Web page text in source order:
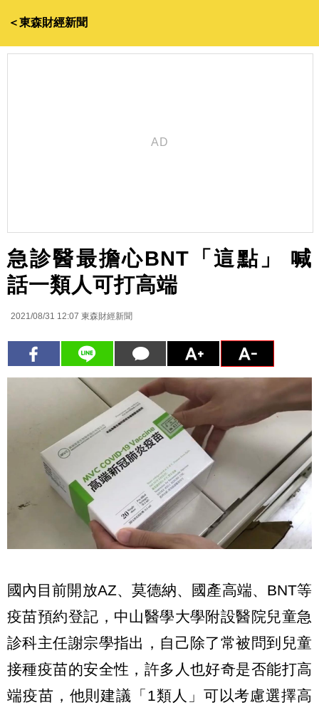
＜東森財經新聞
急診醫最擔心BNT「這點」 喊
話一類人可打高端
2021/08/31 12:07 東森財經新聞
國內目前開放AZ、莫德納、國產高端、BNT等
疫苗預約登記，中山醫學大學附設醫院兒童急
診科主任謝宗學指出，自己除了常被問到兒童
接種疫苗的安全性，許多人也好奇是否能打高
端疫苗，他則建議「1類人」可以考慮選擇高